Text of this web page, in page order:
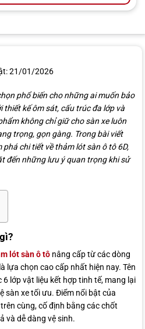
21/01/2026
phổ biến cho những ai muốn bảo
thiết kế ôm sát, cấu trúc đa lớp và
không chỉ giữ cho sàn xe luôn
trọng, gọn gàng. Trong bài viết
chi tiết về thảm lót sàn ô tô 6D,
đến những lưu ý quan trọng khi sử
lót sàn ô tô nâng cấp từ các dòng
lựa chọn cao cấp nhất hiện nay. Tên
6 lớp vật liệu kết hợp tinh tế, mang lại
sàn xe tối ưu. Điểm nổi bật của
cùng, cố định bằng các chốt
và dễ dàng vệ sinh.